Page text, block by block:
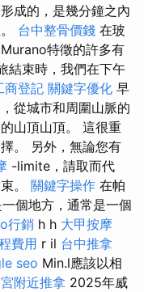
成的，是幾分鐘之內
台中整骨價錢 在玻
特徵的許多有
結束時，我們在下午
商登記 關鍵字優化 早
從城市和周圍山脈的
山頂山頂。 這很重
。 另外，無論您有
-limite，請取而代
。 關鍵字操作 在帕
個地方，通常是一個
行銷 h h 大甲按摩
費用 r il 台中推拿
seo Min.l應該以相
附近推拿 2025年威